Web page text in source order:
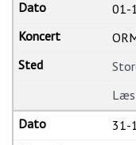
01-
Læs
31-